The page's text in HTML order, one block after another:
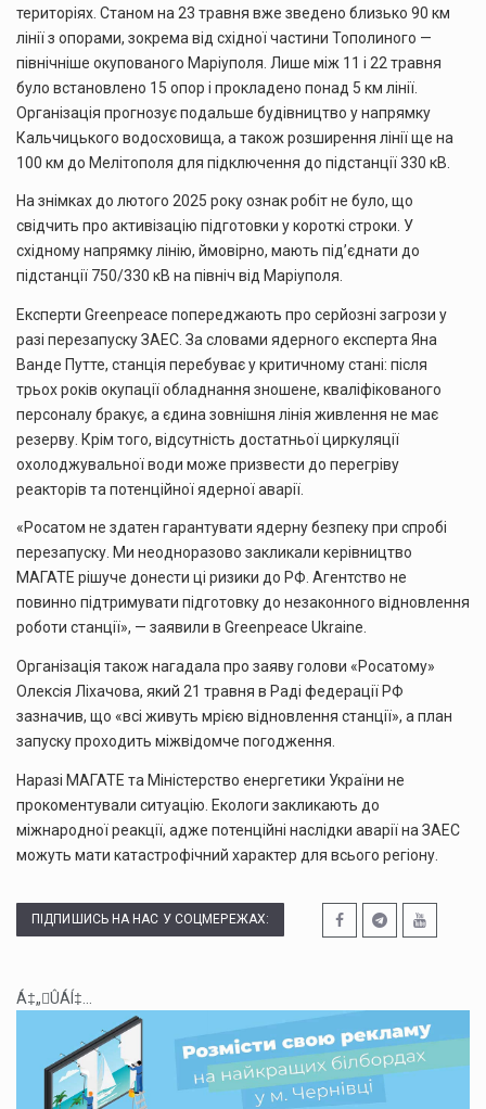
територіях. Станом на 23 травня вже зведено близько 90 км
лінії з опорами, зокрема від східної частини Тополиного —
північніше окупованого Маріуполя. Лише між 11 і 22 травня
було встановлено 15 опор і прокладено понад 5 км лінії.
Організація прогнозує подальше будівництво у напрямку
Кальчицького водосховища, а також розширення лінії ще на
100 км до Мелітополя для підключення до підстанції 330 кВ.
На знімках до лютого 2025 року ознак робіт не було, що
свідчить про активізацію підготовки у короткі строки. У
східному напрямку лінію, ймовірно, мають під’єднати до
підстанції 750/330 кВ на північ від Маріуполя.
Експерти Greenpeace попереджають про серйозні загрози у
разі перезапуску ЗАЕС. За словами ядерного експерта Яна
Ванде Путте, станція перебуває у критичному стані: після
трьох років окупації обладнання зношене, кваліфікованого
персоналу бракує, а єдина зовнішня лінія живлення не має
резерву. Крім того, відсутність достатньої циркуляції
охолоджувальної води може призвести до перегріву
реакторів та потенційної ядерної аварії.
«Росатом не здатен гарантувати ядерну безпеку при спробі
перезапуску. Ми неодноразово закликали керівництво
МАГАТЕ рішуче донести ці ризики до РФ. Агентство не
повинно підтримувати підготовку до незаконного відновлення
роботи станції», — заявили в Greenpeace Ukraine.
Організація також нагадала про заяву голови «Росатому»
Олексія Ліхачова, який 21 травня в Раді федерації РФ
зазначив, що «всі живуть мрією відновлення станції», а план
запуску проходить міжвідомче погодження.
Наразі МАГАТЕ та Міністерство енергетики України не
прокоментували ситуацію. Екологи закликають до
міжнародної реакції, адже потенційні наслідки аварії на ЗАЕС
можуть мати катастрофічний характер для всього регіону.
ПІДПИШИСЬ НА НАС У СОЦМЕРЕЖАХ:
Á‡„ÛÁÍ‡...